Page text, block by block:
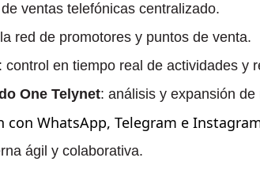
ventas telefónicas centralizado.
red de promotores y puntos de venta.
control en tiempo real de actividades y
One Telynet: análisis y expansión de
con WhatsApp, Telegram e
ágil y colaborativa.